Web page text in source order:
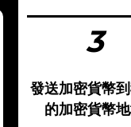
3
發送加密貨幣
的加密貨幣